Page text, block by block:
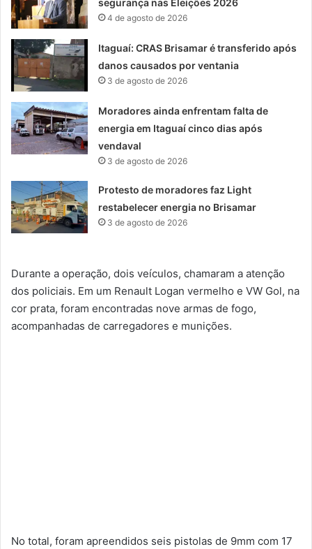
segurança nas Eleições 2026
4 de agosto de 2026
Itaguaí: CRAS Brisamar é transferido após
danos causados por ventania
3 de agosto de 2026
Moradores ainda enfrentam falta de
energia em Itaguaí cinco dias após
vendaval
3 de agosto de 2026
Protesto de moradores faz Light
restabelecer energia no Brisamar
3 de agosto de 2026
Durante a operação, dois veículos, chamaram a atenção
dos policiais. Em um Renault Logan vermelho e VW Gol, na
cor prata, foram encontradas nove armas de fogo,
acompanhadas de carregadores e munições.
No total, foram apreendidos seis pistolas de 9mm com 17